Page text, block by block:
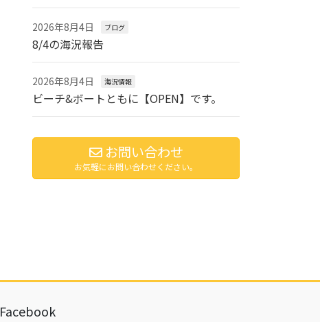
2026年8月4日 ブログ
8/4の海況報告
2026年8月4日 海況情報
ビーチ&ボートともに【OPEN】です。
お問い合わせ
お気軽にお問い合わせください。
Facebook